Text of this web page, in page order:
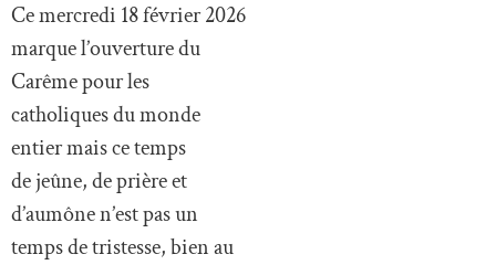
Ce mercredi 18 février 2026
marque l’ouverture du
Carême pour les
catholiques du monde
entier mais ce temps
de jeûne, de prière et
d’aumône n’est pas un
temps de tristesse, bien au